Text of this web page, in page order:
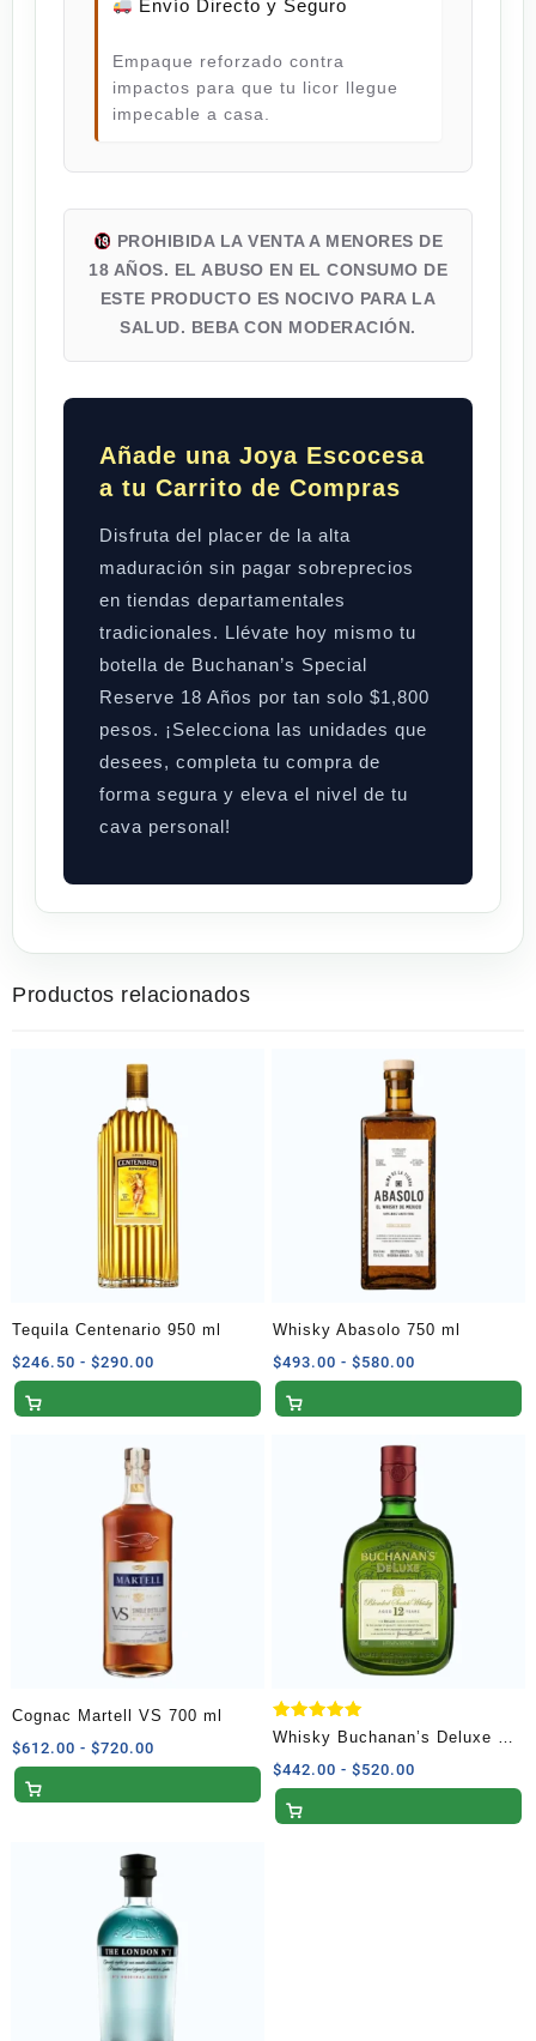
Envío Directo y Seguro
Empaque reforzado contra
impactos para que tu licor llegue
impecable a casa.
PROHIBIDA LA VENTA A MENORES DE
18 AÑOS. EL ABUSO EN EL CONSUMO DE
ESTE PRODUCTO ES NOCIVO PARA LA
SALUD. BEBA CON MODERACIÓN.
Añade una Joya Escocesa
a tu Carrito de Compras
Disfruta del placer de la alta
maduración sin pagar sobreprecios
en tiendas departamentales
tradicionales. Llévate hoy mismo tu
botella de Buchanan’s Special
Reserve 18 Años por tan solo $1,800
pesos. ¡Selecciona las unidades que
desees, completa tu compra de
forma segura y eleva el nivel de tu
cava personal!
Productos relacionados
Tequila Centenario 950 ml
$246.50 - $290.00
de
$290.00
Whisky Abasolo 750 ml
$493.00 - $580.00
de
$493.00
$580.00
Cognac Martell VS 700 ml
$612.00 - $720.00
de
hasta
Valorado
con
5.00
de 5
Whisky Buchanan’s Deluxe 12
Años Blended Scotch 750 ml
$442.00 - $520.00
de